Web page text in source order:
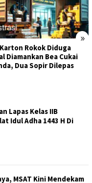
»
Rokok Diduga
Diamankan Bea Cukai
Dua Sopir Dilepas
Lapas Kelas IIB
Idul Adha 1443 H Di
MSAT Kini Mendekam